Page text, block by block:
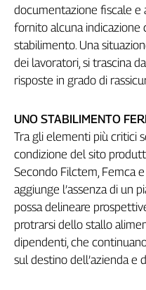
Rubriche
Collettiva
Talk
La
settimana
Girasoli
Il
Sassolino
Economica
Tech
It
Easy
Inserti
documentazione fiscale e
fornito alcuna
stabilimento. Una
dei lavoratori, si trascina
risposte in grado di
UNO STABILIMENTO
Tra gli elementi più critici
condizione del sito
Secondo Filctem, Femca
aggiunge l’assenza di un
possa delineare
protrarsi dello stallo
dipendenti, che
sul destino dell’azienda e